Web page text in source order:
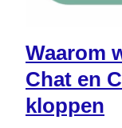
Waarom
Chat en
kloppen